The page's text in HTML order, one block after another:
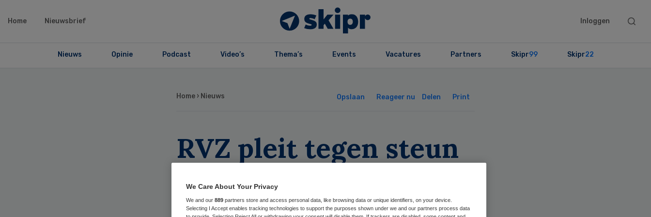
Home Nieuwsbrief Inloggen
Search
Nieuws Opinie Podcast Video’s Thema’s Events Vacatures Partners Skipr99 Skipr22
Home › Nieuws Opslaan Reageer nu Delen Print
RVZ pleit tegen steun
voor Orbis
We Care About Your Privacy
We and our 889 partners store and access personal data, like browsing data or unique identifiers, on your device.
Selecting I Accept enables tracking technologies to support the purposes shown under we and our partners process data